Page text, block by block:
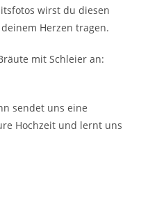
wirst du diesen
Herzen tragen.
mit Schleier an:
sendet uns eine
Hochzeit und lernt uns